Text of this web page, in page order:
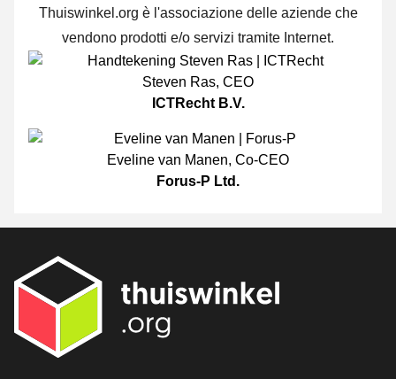
Thuiswinkel.org è l'associazione delle aziende che
vendono prodotti e/o servizi tramite Internet.
Steven Ras, CEO
ICTRecht B.V.
Eveline van Manen, Co-CEO
Forus-P Ltd.